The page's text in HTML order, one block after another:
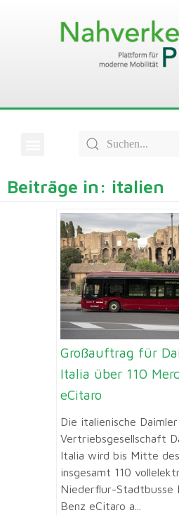
Beiträge in: italien
Großauftrag für
Italia über 110
eCitaro
Die italienische
Vertriebsgesellschaft
Italia wird bis Mitte
insgesamt 110
Niederflur-Stadtbusse
Benz eCitaro a...